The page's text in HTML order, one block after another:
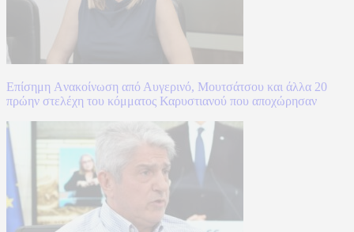
Επίσημη Aνακοίνωση από Αυγερινό, Μουτσάτσου και άλλα 20
πρώην στελέχη του κόμματος Καρυστιανού που αποχώρησαν